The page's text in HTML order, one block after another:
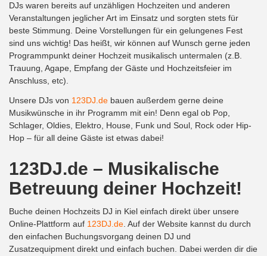
DJs waren bereits auf unzähligen Hochzeiten und anderen
Veranstaltungen jeglicher Art im Einsatz und sorgten stets für
beste Stimmung. Deine Vorstellungen für ein gelungenes Fest
sind uns wichtig! Das heißt, wir können auf Wunsch gerne jeden
Programmpunkt deiner Hochzeit musikalisch untermalen (z.B.
Trauung, Agape, Empfang der Gäste und Hochzeitsfeier im
Anschluss, etc).
Unsere DJs von 123DJ.de bauen außerdem gerne deine
Musikwünsche in ihr Programm mit ein! Denn egal ob Pop,
Schlager, Oldies, Elektro, House, Funk und Soul, Rock oder Hip-
Hop – für all deine Gäste ist etwas dabei!
123DJ.de – Musikalische
Betreuung deiner Hochzeit!
Buche deinen Hochzeits DJ in Kiel einfach direkt über unsere
Online-Plattform auf 123DJ.de . Auf der Website kannst du durch
den einfachen Buchungsvorgang deinen DJ und
Zusatzequipment direkt und einfach buchen. Dabei werden dir die